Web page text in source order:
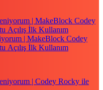
| MakeBlock Codey
Açılış İlk Kullanım